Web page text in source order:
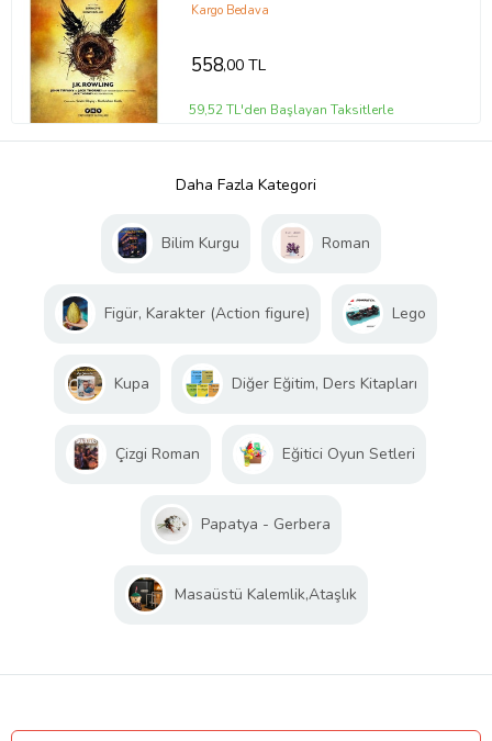
Kargo Bedava
558,00 TL
59,52 TL'den Başlayan Taksitlerle
Daha Fazla Kategori
Bilim Kurgu Roman
Figür, Karakter (Action figure) Lego
Kupa Diğer Eğitim, Ders Kitapları
Çizgi Roman Eğitici Oyun Setleri
Papatya - Gerbera
Masaüstü Kalemlik,Ataşlık